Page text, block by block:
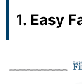
1. Easy